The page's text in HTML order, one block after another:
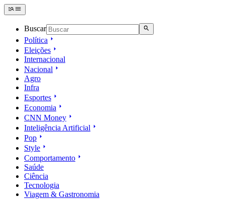
Buscar
Política
Eleições
Internacional
Nacional
Agro
Infra
Esportes
Economia
CNN Money
Inteligência Artificial
Pop
Style
Comportamento
Saúde
Ciência
Tecnologia
Viagem & Gastronomia